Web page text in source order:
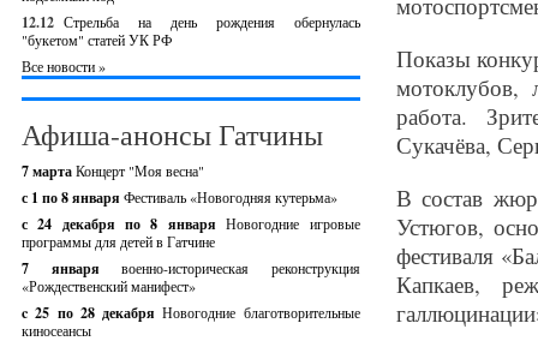
12.12 Стрельба на день рождения обернулась
"букетом" статей УК РФ
Все новости »
Афиша-анонсы Гатчины
7 мартаКонцерт "Моя весна"
с 1 по 8 января Фестиваль «Новогодняя кутерьма»
с 24 декабря по 8 январяНовогодние игровые
программы для детей в Гатчине
7 январявоенно-историческая реконструкция
«Рождественский манифест»
c 25 по 28 декабряНовогодние благотворительные
киносеансы
Показы
мотоклубов,
работа.
Сукачёва,
В состав
Устюгов,
фестиваля
Капкаев,